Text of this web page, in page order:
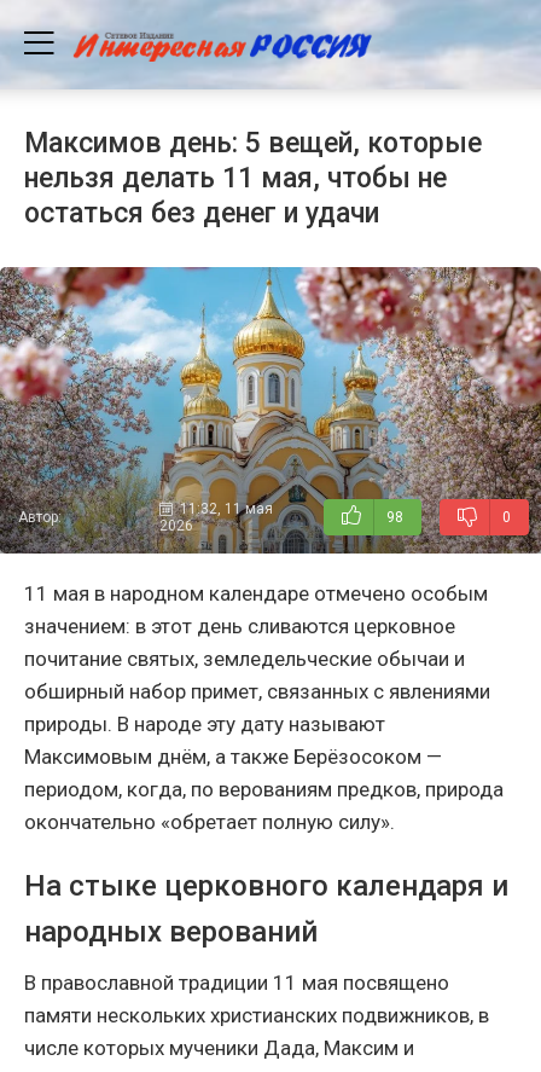
Максимов день: 5 вещей, которые
нельзя делать 11 мая, чтобы не
остаться без денег и удачи
Автор:
11:32, 11 мая
2026
98 0
11 мая в народном календаре отмечено особым
значением: в этот день сливаются церковное
почитание святых, земледельческие обычаи и
обширный набор примет, связанных с явлениями
природы. В народе эту дату называют
Максимовым днём, а также Берёзосоком —
периодом, когда, по верованиям предков, природа
окончательно «обретает полную силу».
На стыке церковного календаря и
народных верований
В православной традиции 11 мая посвящено
памяти нескольких христианских подвижников, в
числе которых мученики Дада, Максим и